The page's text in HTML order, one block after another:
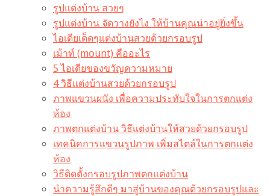
รูปแต่งบ้าน สวยๆ
รูปแต่งบ้าน จัดวางยังไง ให้บ้านคุณน่าอยู่ยิ่งขึ้น
ไอเดียเด็ดๆแต่งบ้านสวยด้วยกรอบรูป
เม้าท์ (mount) คืออะไร​
5 ไอเดียของขวัญความหมาย
4 วิธีแต่งบ้านสวยด้วยกรอบรูป
ภาพแขวนผนัง เพื่อความประทับใจในการตกแต่ง
ห้อง
ภาพตกแต่งบ้าน วิธีแต่งบ้านให้สวยด้วยกรอบรูป
เทคนิคการแขวนรูปภาพ เพิ่มสไตล์ในการตกแต่ง
ห้อง
วิธีติดตั้งกรอบรูปภาพตกแต่งบ้าน
นำความรู้สึกดีๆ มาสู่บ้านของคุณด้วยกรอบรูปและ